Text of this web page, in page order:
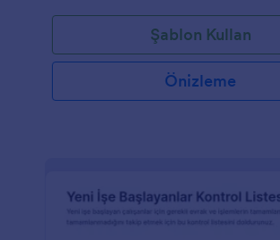
Şablon Kullan
Önizleme